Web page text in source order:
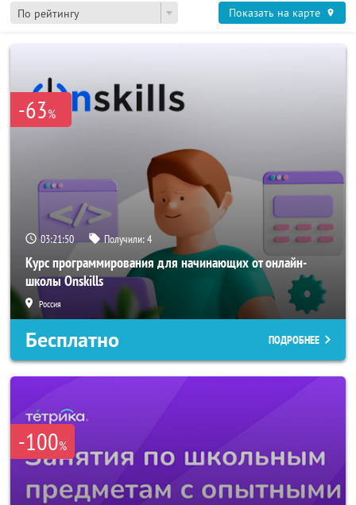
По рейтингу Показать на карте
-63%
03:21:50 Получили:4
Курс программирования для начинающих от онлайн-
школы Onskills
Россия
Бесплатно ПОДРОБНЕЕ
-100%